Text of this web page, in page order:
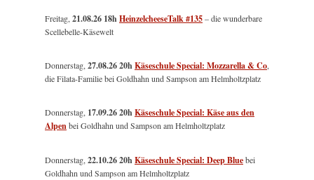
Freitag,21.08.26 18hHeinzelcheeseTalk #135– die wunderbare
Scellebelle-Käsewelt
Donnerstag,27.08.26 20hKäseschule Special: Mozzarella & Co,
die Filata-Familie bei Goldhahn und Sampson am Helmholtzplatz
Donnerstag, 17.09.26 20hKäseschule Special: Käse aus den
Alpenbei Goldhahn und Sampson am Helmholtzplatz
Donnerstag,22.10.26 20hKäseschule Special: Deep Bluebei
Goldhahn und Sampson am Helmholtzplatz